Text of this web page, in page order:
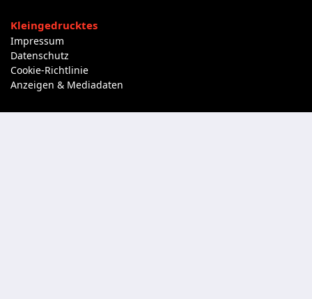
Kleingedrucktes
Impressum
Datenschutz
Cookie-Richtlinie
Anzeigen & Mediadaten